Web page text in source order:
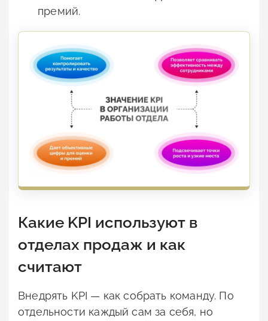
премий.
Какие KPI используют в
отделах продаж и как
считают
Внедрять KPI — как собрать команду. По
отдельности каждый сам за себя, но